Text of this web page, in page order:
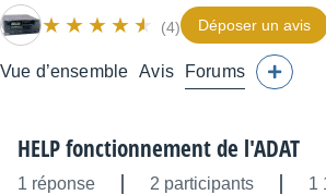
(4) Déposer un avis
Vue d’ensemble Avis Forums
HELP fonctionnement de l'ADAT
1 réponse 2 participants 1